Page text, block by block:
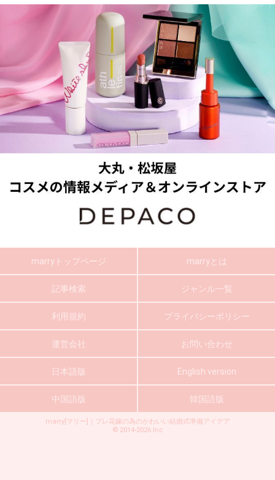
marryトップページ marryとは
記事検索 ジャンル一覧
利用規約 プライバシーポリシー
運営会社 お問い合わせ
日本語版 English version
中国語版 韓国語版
marry[マリー]｜プレ花嫁の為のかわいい結婚式準備アイデア
© 2014-2026 Inc